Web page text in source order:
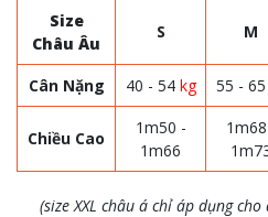
Size
Châu Âu
S M
Cân Nặng 40 - 54 kg 55 - 65
Chiều Cao
1m50 -
1m66
(size XXL châu á chỉ áp dụng